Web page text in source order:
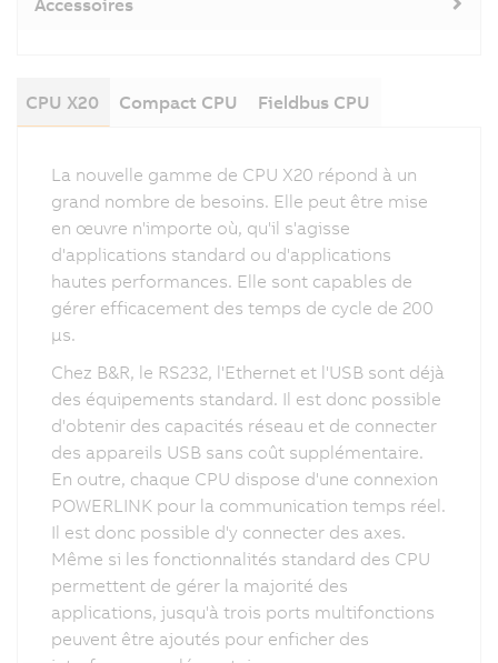
Accessoires
CPU X20 Compact CPU Fieldbus CPU
La nouvelle gamme de CPU X20 répond à un
grand nombre de besoins. Elle peut être mise
en œuvre n'importe où, qu'il s'agisse
d'applications standard ou d'applications
hautes performances. Elle sont capables de
gérer efficacement des temps de cycle de 200
µs.
Chez B&R, le RS232, l'Ethernet et l'USB sont déjà
des équipements standard. Il est donc possible
d'obtenir des capacités réseau et de connecter
des appareils USB sans coût supplémentaire.
En outre, chaque CPU dispose d'une connexion
POWERLINK pour la communication temps réel.
Il est donc possible d'y connecter des axes.
Même si les fonctionnalités standard des CPU
permettent de gérer la majorité des
applications, jusqu'à trois ports multifonctions
peuvent être ajoutés pour enficher des